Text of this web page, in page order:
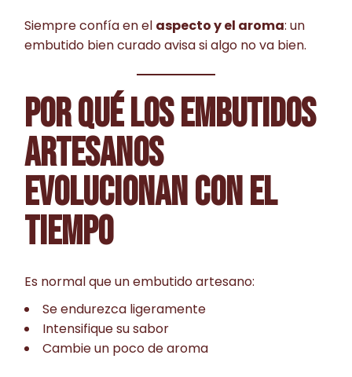
Siempre confía en el aspecto y el aroma: un
embutido bien curado avisa si algo no va bien.
POR QUÉ LOS EMBUTIDOS
ARTESANOS
EVOLUCIONAN CON EL
TIEMPO
Es normal que un embutido artesano:
Se endurezca ligeramente
Intensifique su sabor
Cambie un poco de aroma